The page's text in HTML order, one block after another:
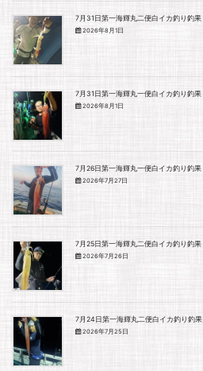
7月31日第一海輝丸二便白イカ釣り釣果
2026年8月1日
7月31日第一海輝丸一便白イカ釣り釣果
2026年8月1日
7月26日第一海輝丸一便白イカ釣り釣果
2026年7月27日
7月25日第一海輝丸二便白イカ釣り釣果
2026年7月26日
7月24日第一海輝丸二便白イカ釣り釣果
2026年7月25日